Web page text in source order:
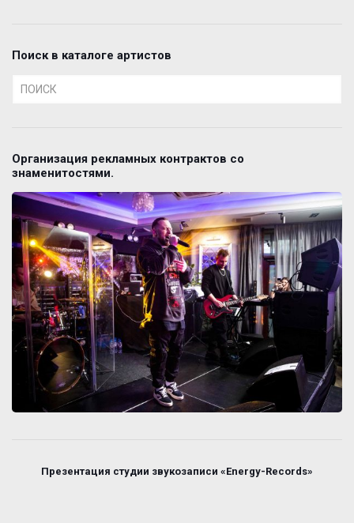
Поиск в каталоге артистов
Организация рекламных контрактов со
знаменитостями.
Презентация студии звукозаписи «Energy-Records»